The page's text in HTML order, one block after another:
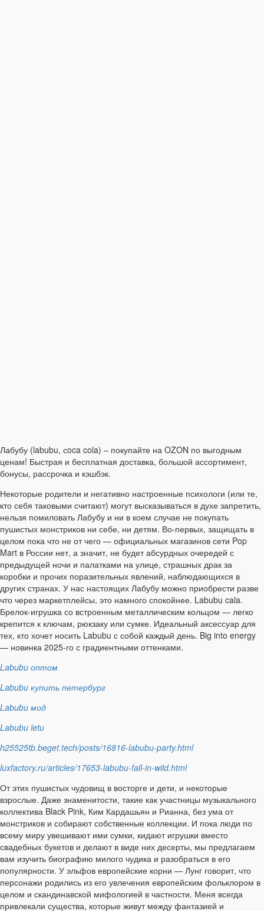
Лабубу (labubu, сoca cola) – покупайте на OZON по выгодным
ценам! Быстрая и бесплатная доставка, большой ассортимент,
бонусы, рассрочка и кэшбэк.
Некоторые родители и негативно настроенные психологи (или те,
кто себя таковыми считают) могут высказываться в духе запретить,
нельзя помиловать Лабубу и ни в коем случае не покупать
пушистых монстриков ни себе, ни детям. Во-первых, защищать в
целом пока что не от чего — официальных магазинов сети Pop
Mart в России нет, а значит, не будет абсурдных очередей с
предыдущей ночи и палатками на улице, страшных драк за
коробки и прочих поразительных явлений, наблюдающихся в
других странах. У нас настоящих Лабубу можно приобрести разве
что через маркетплейсы, это намного спокойнее. Labubu cala.
Брелок-игрушка со встроенным металлическим кольцом — легко
крепится к ключам, рюкзаку или сумке. Идеальный аксессуар для
тех, кто хочет носить Labubu с собой каждый день. Big into energy
— новинка 2025-го с градиентными оттенками.
Labubu оптом
Labubu купить петербург
Labubu мод
Labubu letu
h25525tb.beget.tech/posts/16816-labubu-party.html
luxfactory.ru/articles/17653-labubu-fall-in-wild.html
От этих пушистых чудовищ в восторге и дети, и некоторые
взрослые. Даже знаменитости, такие как участницы музыкального
коллектива Black Pink, Ким Кардашьян и Рианна, без ума от
монстриков и собирают собственные коллекции. И пока люди по
всему миру увешивают ими сумки, кидают игрушки вместо
свадебных букетов и делают в виде них десерты, мы предлагаем
вам изучить биографию милого чудика и разобраться в его
популярности. У эльфов европейские корни — Лунг говорит, что
персонажи родились из его увлечения европейским фольклором в
целом и скандинавской мифологией в частности. Меня всегда
привлекали существа, которые живут между фантазией и